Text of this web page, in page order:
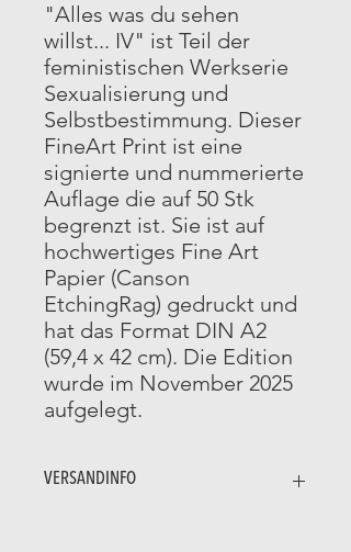
"Alles was du sehen
willst... IV" ist Teil der
feministischen Werkserie
Sexualisierung und
Selbstbestimmung. Dieser
FineArt Print ist eine
signierte und nummerierte
Auflage die auf 50 Stk
begrenzt ist. Sie ist auf
hochwertiges Fine Art
Papier (Canson
EtchingRag) gedruckt und
hat das Format DIN A2
(59,4 x 42 cm). Die Edition
wurde im November 2025
aufgelegt.
VERSANDINFO